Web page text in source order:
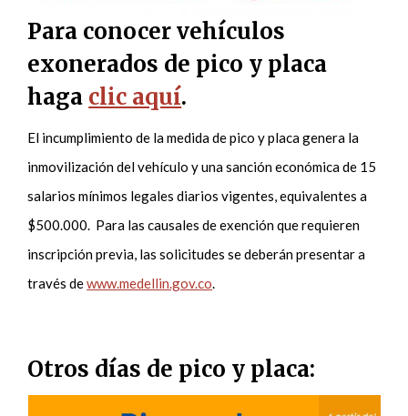
Para conocer vehículos
exonerados de pico y placa
haga clic aquí.
El incumplimiento de la medida de pico y placa genera la
inmovilización del vehículo y una sanción económica de 15
salarios mínimos legales diarios vigentes, equivalentes a
$500.000. Para las causales de exención que requieren
inscripción previa, las solicitudes se deberán presentar a
través dewww.medellin.gov.co.
Otros días de pico y placa: